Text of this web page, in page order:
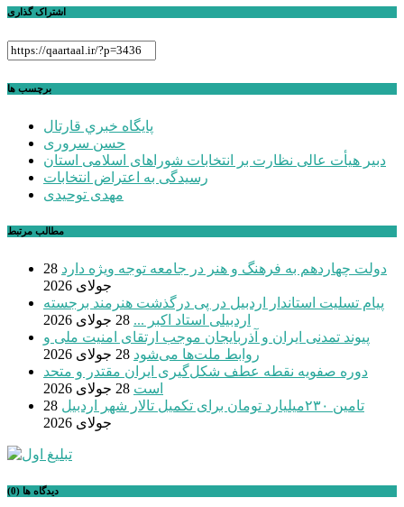
اشتراک گذاری
برچسب ها
پايگاه خبري قارتال
حسن سروری
دبیر هیأت عالی نظارت بر انتخابات شوراهای اسلامی استان
رسیدگی به اعتراض انتخابات
مهدی توحیدی
مطالب مرتبط
دولت چهاردهم به فرهنگ و هنر در جامعه توجه ویژه دارد 28
جولای 2026
پیام تسلیت استاندار اردبیل در پی درگذشت هنرمند برجسته
اردبیلی استاد اکبر ... 28 جولای 2026
پیوند تمدنی ایران و آذربایجان موجب ارتقای امنیت ملی و
روابط ملت‌ها می‌شود 28 جولای 2026
دوره صفویه نقطه عطف شکل‌گیری ایران مقتدر و متحد
است 28 جولای 2026
تامین ۲۳۰میلیارد تومان برای تکمیل تالار شهر اردبیل
28
جولای 2026
دیدگاه ها (0)